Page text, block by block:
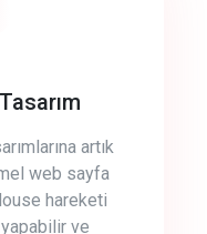
artık
web sayfa
hareketi
ve